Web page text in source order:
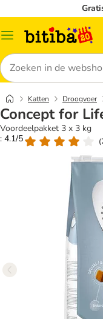
Catalogusmenu
Zoeken
Katten Droogvoer
Concept for
Voordeelpakket 3 x 3 kg
: 4.1/5
(